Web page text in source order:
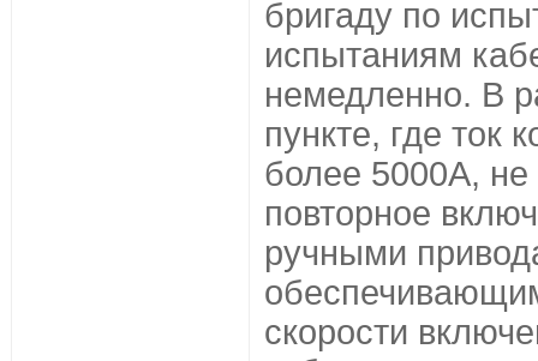
бригаду по
испытаниям
немедленно. В
пункте, где ток
более 5000А, не
повторное
ручными
скорости